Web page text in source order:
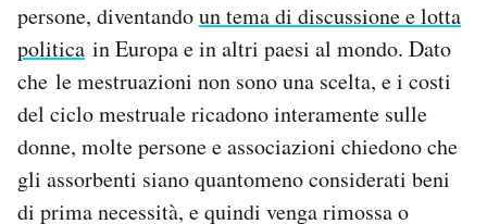
persone, diventandoun tema di discussione e lotta
politica in Europa e in altri paesi al mondo. Dato
che le mestruazioni non sono una scelta, e i costi
del ciclo mestruale ricadono interamente sulle
donne, molte persone e associazioni chiedono che
gli assorbenti siano quantomeno considerati beni
di prima necessità, e quindi venga rimossa o